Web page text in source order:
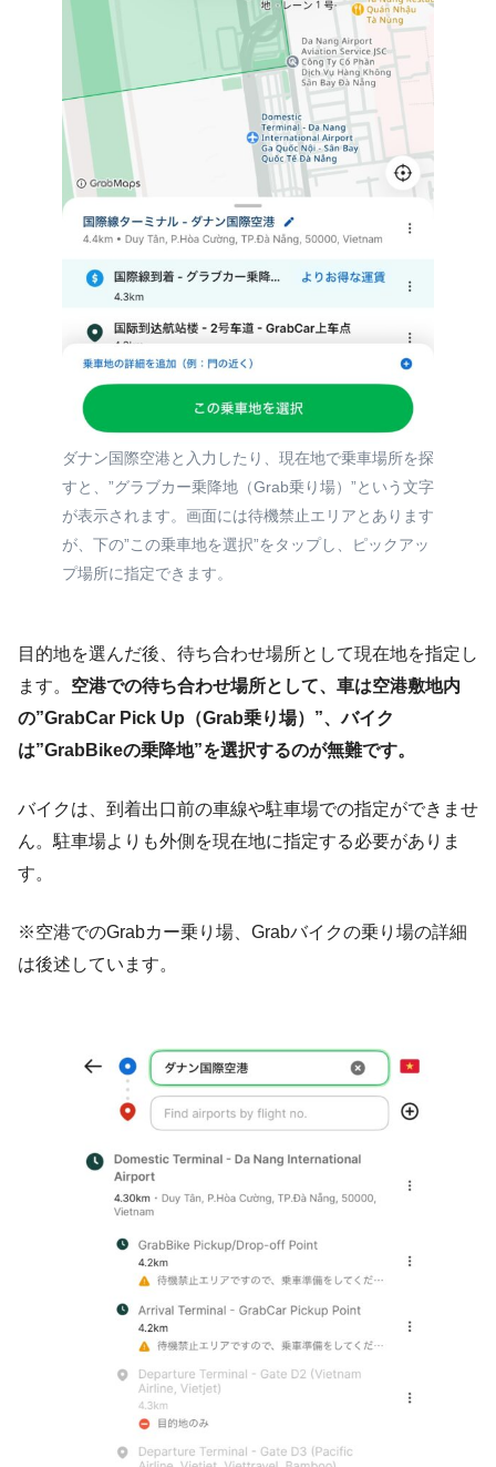
ダナン国際空港と入力したり、現在地で乗車場所を探
すと、”グラブカー乗降地（Grab乗り場）”という文字
が表示されます。画面には待機禁止エリアとあります
が、下の”この乗車地を選択”をタップし、ピックアッ
プ場所に指定できます。
目的地を選んだ後、待ち合わせ場所として現在地を指定し
ます。 空港での待ち合わせ場所として、車は空港敷地内
の”GrabCar Pick Up（Grab乗り場）”、バイク
は”GrabBikeの乗降地”を選択するのが無難です。
バイクは、到着出口前の車線や駐車場での指定ができませ
ん。駐車場よりも外側を現在地に指定する必要がありま
す。
※空港でのGrabカー乗り場、Grabバイクの乗り場の詳細
は後述しています。